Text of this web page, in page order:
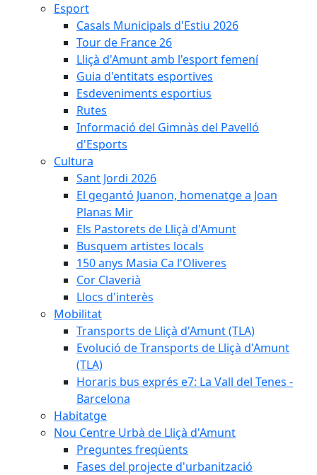
Esport
Casals Municipals d'Estiu 2026
Tour de France 26
Lliçà d'Amunt amb l'esport femení
Guia d'entitats esportives
Esdeveniments esportius
Rutes
Informació del Gimnàs del Pavelló
d'Esports
Cultura
Sant Jordi 2026
El gegantó Juanon, homenatge a Joan
Planas Mir
Els Pastorets de Lliçà d'Amunt
Busquem artistes locals
150 anys Masia Ca l'Oliveres
Cor Claverià
Llocs d'interès
Mobilitat
Transports de Lliçà d'Amunt (TLA)
Evolució de Transports de Lliçà d'Amunt
(TLA)
Horaris bus exprés e7: La Vall del Tenes -
Barcelona
Habitatge
Nou Centre Urbà de Lliçà d'Amunt
Preguntes freqüents
Fases del projecte d'urbanització